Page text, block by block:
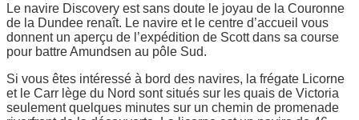
Le navire Discovery est sans doute le joyau de la Couronne
de la Dundee renaît. Le navire et le centre d’accueil vous
donnent un aperçu de l’expédition de Scott dans sa course
pour battre Amundsen au pôle Sud.
Si vous êtes intéressé à bord des navires, la frégate Licorne
et le Carr lège du Nord sont situés sur les quais de Victoria
seulement quelques minutes sur un chemin de promenade